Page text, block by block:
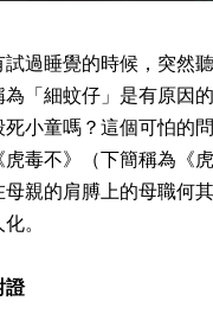
過睡覺的時候，突然
「細蚊仔」是有原因
死小童嗎？這個可怕的
虎毒不》（下簡稱為《
母親的肩膊上的母職何
。
證